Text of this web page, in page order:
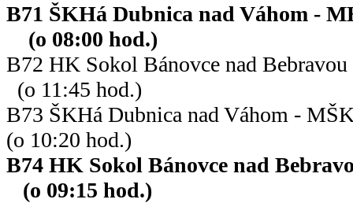
B71 ŠKHá Dubnica nad
(o 08:00 hod.)
B72 HK Sokol Bánovce nad
(o 11:45 hod.)
B73 ŠKHá Dubnica nad Váhom -
(o 10:20 hod.)
B74 HK Sokol Bánovce nad
(o 09:15 hod.)